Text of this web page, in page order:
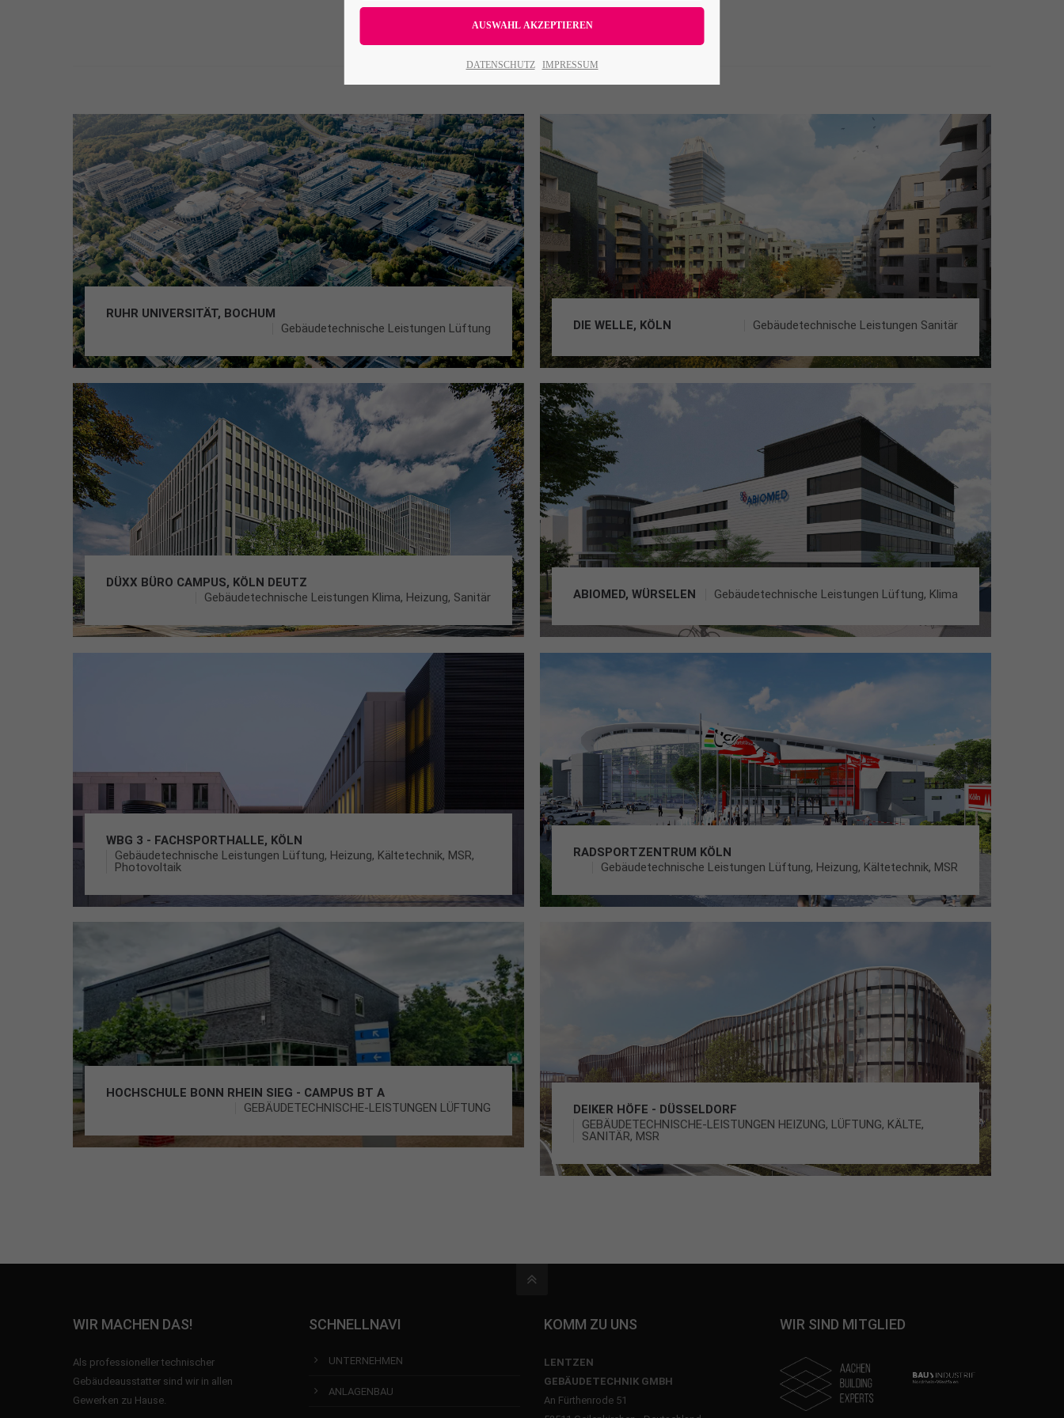
RUHR UNIVERSITÄT, BOCHUM
Gebäudetechnische Leistungen Lüftung
DIE WELLE, KÖLN Gebäudetechnische Leistungen Sanitär
DÜXX BÜRO CAMPUS, KÖLN DEUTZ
Gebäudetechnische Leistungen Klima, Heizung, Sanitär
ABIOMED, WÜRSELEN Gebäudetechnische Leistungen Lüftung, Klima
WBG 3 - FACHSPORTHALLE, KÖLN
Gebäudetechnische Leistungen Lüftung, Heizung, Kältetechnik, MSR,
Photovoltaik
RADSPORTZENTRUM KÖLN
Gebäudetechnische Leistungen Lüftung, Heizung, Kältetechnik, MSR
HOCHSCHULE BONN RHEIN SIEG - CAMPUS BT A
GEBÄUDETECHNISCHE-LEISTUNGEN LÜFTUNG
DEIKER HÖFE - DÜSSELDORF
GEBÄUDETECHNISCHE-LEISTUNGEN HEIZUNG, LÜFTUNG, KÄLTE,
SANITÄR, MSR
WIR MACHEN DAS!
Als professioneller technischer
Gebäudeausstatter sind wir in allen
Gewerken zu Hause.
SCHNELLNAVI
UNTERNEHMEN
ANLAGENBAU
KOMM ZU UNS
LENTZEN
GEBÄUDETECHNIK GMBH
An Fürthenrode 51
WIR SIND MITGLIED
DATENSCHUTZ IMPRESSUM